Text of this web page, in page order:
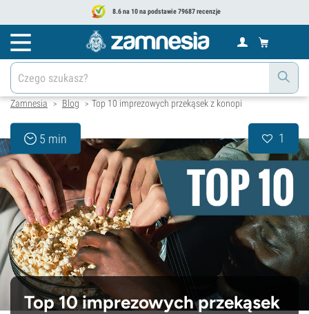
8.6 na 10 na podstawie 79687 recenzje
Zamnesia > Blog > Top 10 imprezowych przekąsek z konopi
5 min 1
Top 10 imprezowych przekąsek